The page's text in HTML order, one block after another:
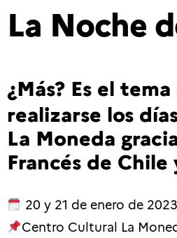
La Noche
¿Más? Es el
realizarse los
La Moneda
Francés de
20 y 21 de enero de 2023
Centro Cultural La